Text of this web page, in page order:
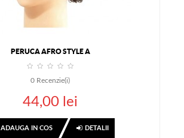
PERUCA AFRO STYLE A
0 Recenzie(i)
44,00 lei
ADAUGA IN COS DETALII